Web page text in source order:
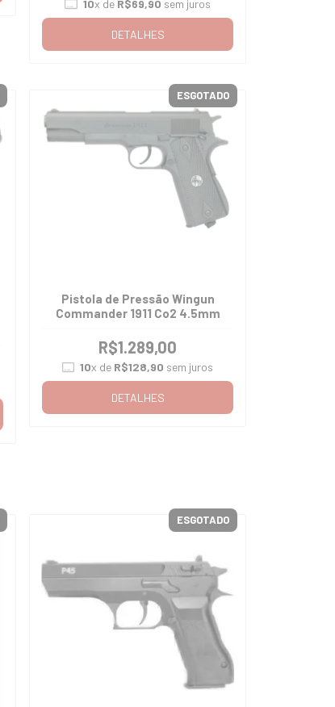
10x de R$69,90 sem juros
DETALHES
ESGOTADO
Pistola de Pressão Wingun
Commander 1911 Co2 4.5mm
R$1.289,00
10x de R$128,90 sem juros
DETALHES
ESGOTADO